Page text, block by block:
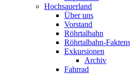
Hochsauerland
Über uns
Vorstand
Röhrtalbahn
Röhrtalbahn-
Exkursionen
Archiv
Fahrrad